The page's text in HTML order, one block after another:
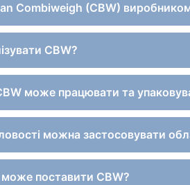
Combiweigh (CBW)
CBW?
може працювати та
можна застосовувати
може поставити CBW?